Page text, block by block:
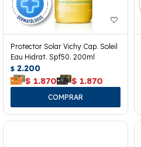
Protector Solar Vichy Cap. Soleil
Eau Hidrat. Spf50. 200ml
$ 2.200
$ 1.870 $ 1.870